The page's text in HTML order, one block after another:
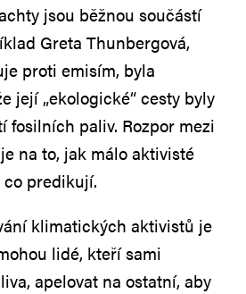
jsou běžnou součástí
Greta Thunbergová,
proti emisím, byla
její „ekologické“ cesty byly
fosilních paliv. Rozpor mezi
na to, jak málo aktivisté
predikují.
klimatických aktivistů je
lidé, kteří sami
apelovat na ostatní, aby